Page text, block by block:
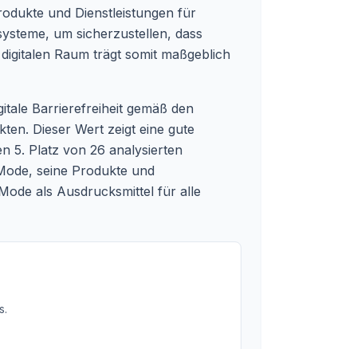
und Dienstleistungen für
um sicherzustellen, dass
Raum trägt somit maßgeblich
Barrierefreiheit gemäß den
Dieser Wert zeigt eine gute
5. Platz von 26 analysierten
seine Produkte und
als Ausdrucksmittel für alle
.